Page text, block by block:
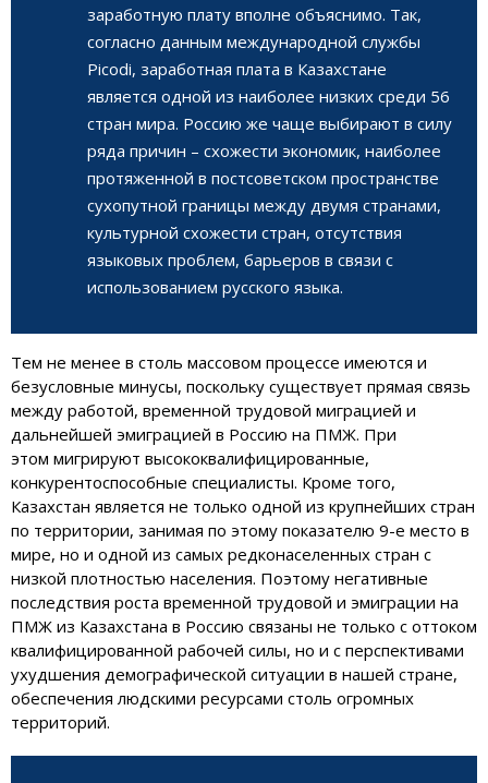
заработную плату вполне объяснимо. Так,
согласно данным международной службы
Picodi, заработная плата в Казахстане
является одной из наиболее низких среди 56
стран мира. Россию же чаще выбирают в силу
ряда причин – схожести экономик, наиболее
протяженной в постсоветском пространстве
сухопутной границы между двумя странами,
культурной схожести стран, отсутствия
языковых проблем, барьеров в связи с
использованием русского языка.
Тем не менее в столь массовом процессе имеются и
безусловные минусы, поскольку существует прямая связь
между работой, временной трудовой миграцией и
дальнейшей эмиграцией в Россию на ПМЖ. При
этом мигрируют высококвалифицированные,
конкурентоспособные специалисты. Кроме того,
Казахстан является не только одной из крупнейших стран
по территории, занимая по этому показателю 9-е место в
мире, но и одной из самых редконаселенных стран с
низкой плотностью населения. Поэтому негативные
последствия роста временной трудовой и эмиграции на
ПМЖ из Казахстана в Россию связаны не только с оттоком
квалифицированной рабочей силы, но и с перспективами
ухудшения демографической ситуации в нашей стране,
обеспечения людскими ресурсами столь огромных
территорий.